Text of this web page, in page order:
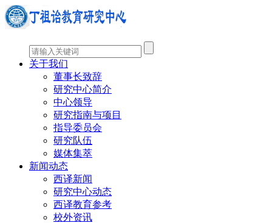
关于我们
董事长致辞
研究中心简介
中心领导
研究指南与项目
指导委员会
研究队伍
媒体集萃
新闻动态
西译新闻
研究中心动态
西译教育参考
校外资讯